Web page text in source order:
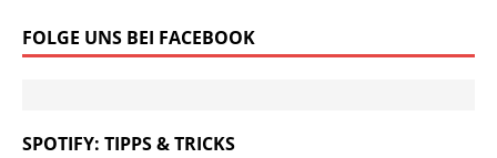
FOLGE UNS BEI FACEBOOK
SPOTIFY: TIPPS & TRICKS